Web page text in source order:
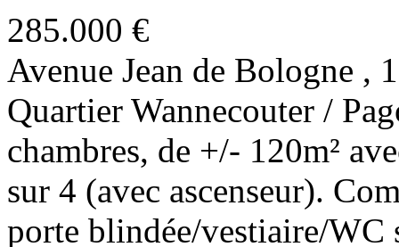
285.000 €
Avenue Jean de Bologne
Quartier Wannecouter /
chambres, de +/- 120m²
sur 4 (avec ascenseur).
porte blindée/vestiaire/WC